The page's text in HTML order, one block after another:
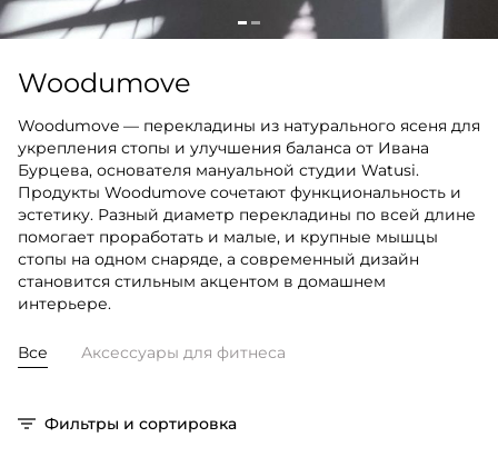
Woodumove
Woodumove — перекладины из натурального ясеня для
укрепления стопы и улучшения баланса от Ивана
Бурцева, основателя мануальной студии Watusi.
Продукты Woodumove сочетают функциональность и
эстетику. Разный диаметр перекладины по всей длине
помогает проработать и малые, и крупные мышцы
стопы на одном снаряде, а современный дизайн
становится стильным акцентом в домашнем
интерьере.
Все Аксессуары для фитнеса
Фильтры и сортировка